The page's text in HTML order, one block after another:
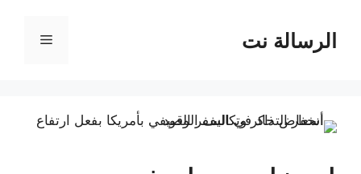
المحتوىالرسالة نت القائمة